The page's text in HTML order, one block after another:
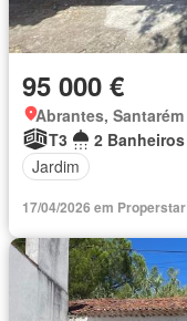
95 000 €
Abrantes, Santarém
T3
2 Banheiros
Jardim
17/04/2026 em Properstar